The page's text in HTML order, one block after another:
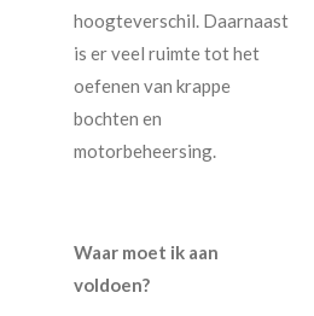
hoogteverschil. Daarnaast
is er veel ruimte tot het
oefenen van krappe
bochten en
motorbeheersing.
Waar moet ik aan
voldoen?